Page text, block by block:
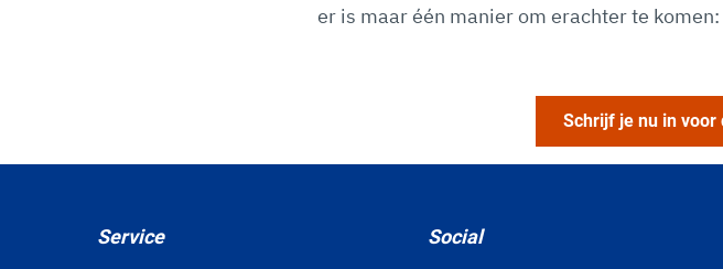
er is maar één manier om erachter te komen:
Schrijf je nu in voor
Service Social